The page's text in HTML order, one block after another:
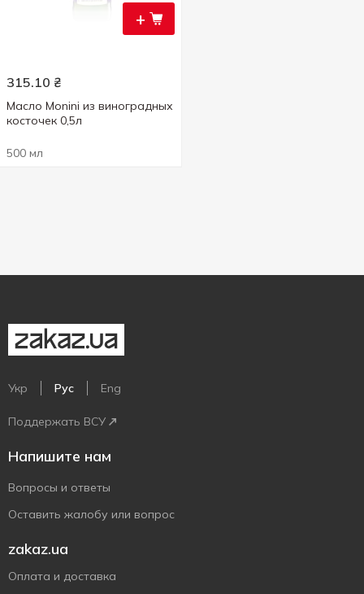
+
315.10 ₴
Масло Monini из виноградных
косточек 0,5л
500 мл
Укр Рус Eng
Поддержать ВСУ
Напишите нам
Вопросы и ответы
Оставить жалобу или вопрос
zakaz.ua
Оплата и доставка